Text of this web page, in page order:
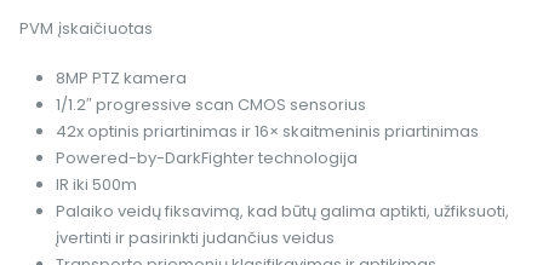
PVM įskaičiuotas
8MP PTZ kamera
1/1.2″ progressive scan CMOS sensorius
42x optinis priartinimas ir 16× skaitmeninis priartinimas
Powered-by-DarkFighter technologija
IR iki 500m
Palaiko veidų fiksavimą, kad būtų galima aptikti, užfiksuoti,
įvertinti ir pasirinkti judančius veidus